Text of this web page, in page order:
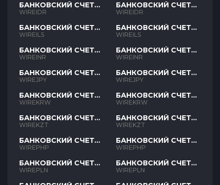
БАНКОВСКИЙ СЧЕТ
IDR
WIREIDR
БАНКОВСКИЙ СЧЕТ
ILS
WIREILS
БАНКОВСКИЙ СЧЕТ
INR
WIREINR
БАНКОВСКИЙ СЧЕТ
JPY
WIREJPY
БАНКОВСКИЙ СЧЕТ
KRW
WIREKRW
БАНКОВСКИЙ СЧЕТ
KZT
WIREKZT
БАНКОВСКИЙ СЧЕТ
PHP
WIREPHP
БАНКОВСКИЙ СЧЕТ
PLN
WIREPLN
БАНКОВСКИЙ СЧЕТ
IDR
WIREIDR
БАНКОВСКИЙ СЧЕТ
ILS
WIREILS
БАНКОВСКИЙ СЧЕТ
INR
WIREINR
БАНКОВСКИЙ СЧЕТ
JPY
WIREJPY
БАНКОВСКИЙ СЧЕТ
KRW
WIREKRW
БАНКОВСКИЙ СЧЕТ
KZT
WIREKZT
БАНКОВСКИЙ СЧЕТ
PHP
WIREPHP
БАНКОВСКИЙ СЧЕТ
PLN
WIREPLN